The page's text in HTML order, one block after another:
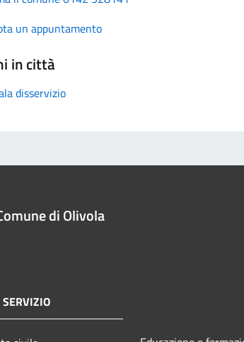
un appuntamento
in città
disservizio
di Olivola
SERVIZIO